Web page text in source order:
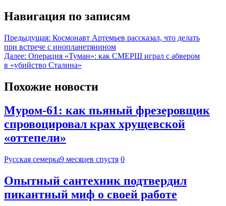
Навигация по записям
Предыдущая: Космонавт Артемьев рассказал, что делать
при встрече с инопланетянином
Далее: Операция «Туман»: как СМЕРШ играл с абвером
в «убийство Сталина»
Похожие новости
Муром-61: как пьяный фрезеровщик
спровоцировал крах хрущевской
«оттепели»
Русская семерка9 месяцев спустя 0
Опытный сантехник подтвердил
пикантный миф о своей работе